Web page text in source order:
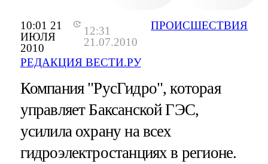
10:01 21
ИЮЛЯ
2010
12:31
21.07.2010
РЕДАКЦИЯ ВЕСТИ.РУ
ПРОИСШЕСТВИЯ
Компания "РусГидро", которая
управляет Баксанской ГЭС,
усилила охрану на всех
гидроэлектростанциях в регионе.